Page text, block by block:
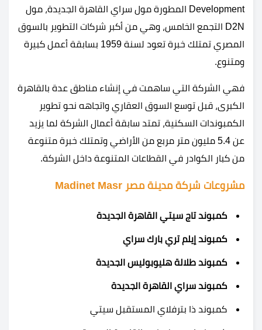
Development المطورة مول سراي القاهرة الجديدة، مول
D2N التجمع الخامس، وهي من أكبر شركات التطوير بالسوق
المصري تمتلك خبرة تعود لسنة 1959 بسابقة أعمل كبيرة
ومتنوع.
فهي الشركة التي ساهمت في إنشاء مناطق عدة بالقاهرة
الكبرى، قبل توسع السوق العقاري واتجاهه نحو تطوير
الكمبوندات السكنية، تمتد سابقة أعمال الشركة لما يزيد
عن 5.4 مليون متر مربع من الأراضي وتمتلك خبرة متنوعة
من كبار الكوادر في القطاعات المتنوعة داخل الشركة.
مشروعات شركة مدينة مصر Madinet Masr
كمبوند تاج سيتي القاهرة الجديدة
كمبوند إيلم تري بارك سراي
كمبوند طلالة هليوبوليس الجديدة
كمبوند سراي القاهرة الجديدة
كمبوند ذا بترفلاي المستقبل سيتي